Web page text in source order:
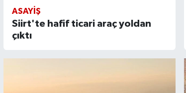
ASAYIŞ
Siirt'te hafif ticari araç yoldan
çıktı